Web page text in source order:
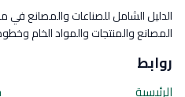
الدليل الشامل للصناعات والمصانع
المصانع والمنتجات والمواد الخام
روابط
الرئيسية